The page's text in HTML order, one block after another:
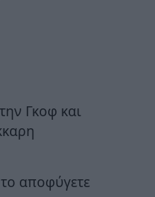
Γκοφ και
αποφύγετε